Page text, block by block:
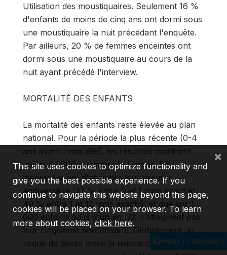
Utilisation des moustiquaires. Seulement 16 %
d'enfants de moins de cinq ans ont dormi sous
une moustiquaire la nuit précédant l'enquête.
Par ailleurs, 20 % de femmes enceintes ont
dormi sous une moustiquaire au cours de la
nuit ayant précédé l'interview.
MORTALITÉ DES ENFANTS
La mortalité des enfants reste élevée au plan
national. Pour la période la plus récente (0-4
ans avant l'enquête), les résultats montrent
que sur 1 000 naissances vivantes, 86
meurent avant d'atteindre leur premier
anniversaire (37 ‰ entre 0 et 1 mois exact et
49 ‰ entre 1 et 12 mois exacts), et que sur 1
000 enfants âgés d'un an, 72 n'atteignent pas
leur cinquième anniversaire. Globalement, le
risque de décès entre la naissance et leHelp / Feedback
This site uses cookies to optimize functionality and
give you the best possible experience. If you
continue to navigate this website beyond this page,
cookies will be placed on your browser. To learn
more about cookies,click here.
×